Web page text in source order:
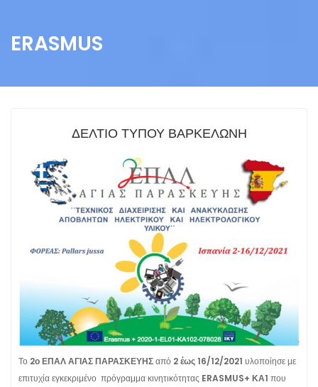
ERASMUS
ΔΕΛΤΙΟ ΤΥΠΟΥ ΒΑΡΚΕΛΩΝΗ
Το 2ο ΕΠΑΛ ΑΓΙΑΣ ΠΑΡΑΣΚΕΥΗΣαπό 2 έως 16/12/2021 υλοποίησε με
επιτυχία εγκεκριμένο πρόγραμμα κινητικότητας ERASMUS+ ΚΑ1 που